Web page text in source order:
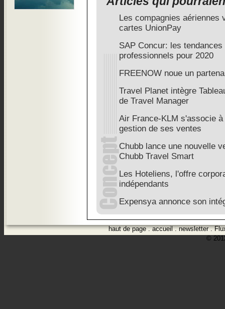
Les compagnies aériennes
cartes UnionPay
SAP Concur: les
professionnels pour 2020
FREENOW noue un
Travel Planet intègre
de Travel Manager
Air France-KLM s'associe
gestion de ses ventes
Chubb lance une nouvelle
Chubb Travel Smart
Les Hoteliens, l'offre
indépendants
Expensya annonce son
haut de page.accueil.newsletter.
©